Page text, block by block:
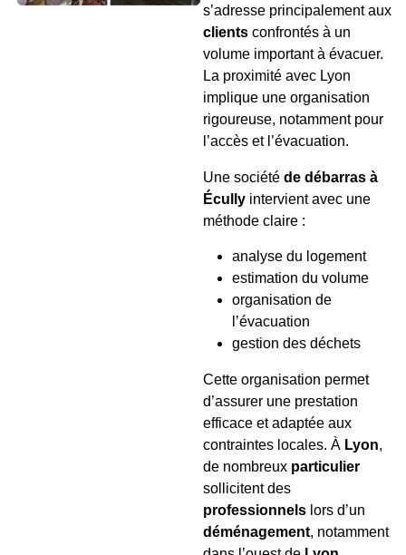
s’adresse principalement aux
clients confrontés à un
volume important à évacuer.
La proximité avec Lyon
implique une organisation
rigoureuse, notamment pour
l’accès et l’évacuation.
Une société de débarras à
Écully intervient avec une
méthode claire :
analyse du logement
estimation du volume
organisation de
l’évacuation
gestion des déchets
Cette organisation permet
d’assurer une prestation
efficace et adaptée aux
contraintes locales. À Lyon,
de nombreux particulier
sollicitent des
professionnels lors d’un
déménagement, notamment